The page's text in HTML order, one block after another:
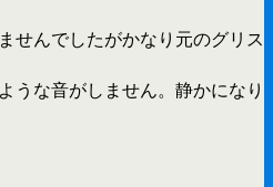
せんでしたがかなり元のグリス
うな音がしません。静かになり